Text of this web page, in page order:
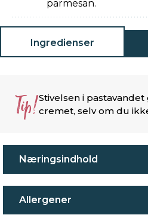
parmesan.
Ingredienser
Tip!Stivelsen i
cremet, selv om du
Næringsindhold
Allergener